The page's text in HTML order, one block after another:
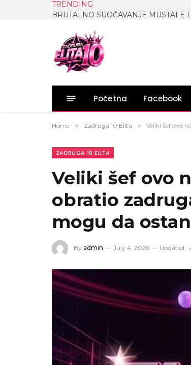
TRENDING
Početna Facebook
Home » Zadruga 10 Elita » Veliki šef ovo
ZADRUGA 10 ELITA
Veliki šef ovo
obratio
mogu da
By admin July 4, 2026 Updated: